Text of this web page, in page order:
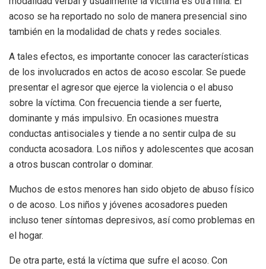
acoso se ha reportado no solo de manera presencial sino
también en la modalidad de chats y redes sociales.
A tales efectos, es importante conocer las características
de los involucrados en actos de acoso escolar. Se puede
presentar el agresor que ejerce la violencia o el abuso
sobre la víctima. Con frecuencia tiende a ser fuerte,
dominante y más impulsivo. En ocasiones muestra
conductas antisociales y tiende a no sentir culpa de su
conducta acosadora. Los niños y adolescentes que acosan
a otros buscan controlar o dominar.
Muchos de estos menores han sido objeto de abuso físico
o de acoso. Los niños y jóvenes acosadores pueden
incluso tener síntomas depresivos, así como problemas en
el hogar.
De otra parte, está la víctima que sufre el acoso. Con